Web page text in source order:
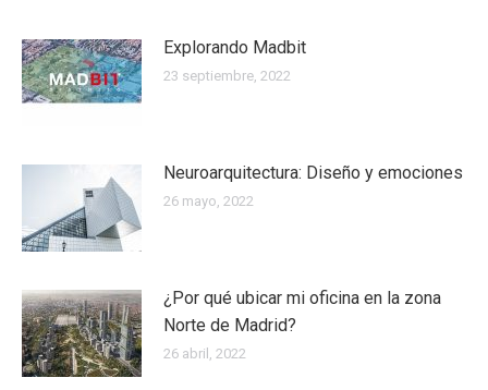
Explorando Madbit
23 septiembre, 2022
Neuroarquitectura: Diseño y emociones
26 mayo, 2022
¿Por qué ubicar mi oficina en la zona
Norte de Madrid?
26 abril, 2022